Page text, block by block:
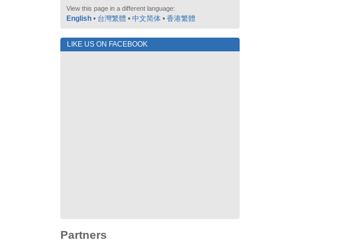
View this page in a different language:
English • 台灣繁體 • 中文简体 • 香港繁體
LIKE US ON FACEBOOK
Partners